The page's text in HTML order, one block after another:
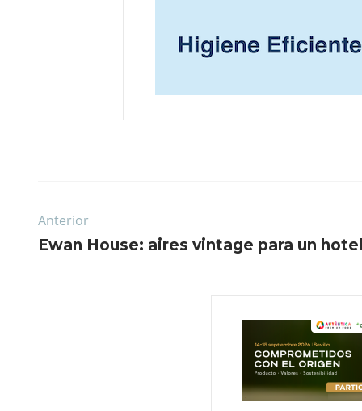
Anterior
Ewan House: aires vintage para un